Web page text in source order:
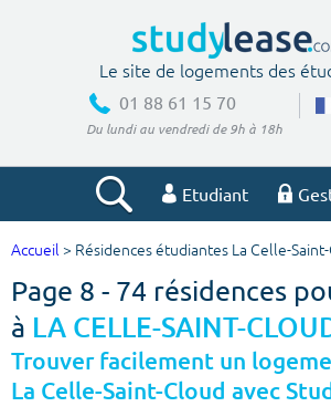
Le site de logements des
01 88 61 15 70
Du lundi au vendredi de 9h à 18h
Etudiant
Votre recherche
Ville, école
Accueil > Résidences étudiantes La Celle-
Page 8 - 74 résidences
à LA CELLE-SAINT-
Trouver facilement un
La Celle-Saint-Cloud avec